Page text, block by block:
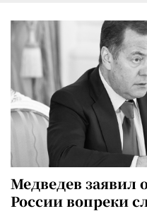
Медведев заявил
России вопреки